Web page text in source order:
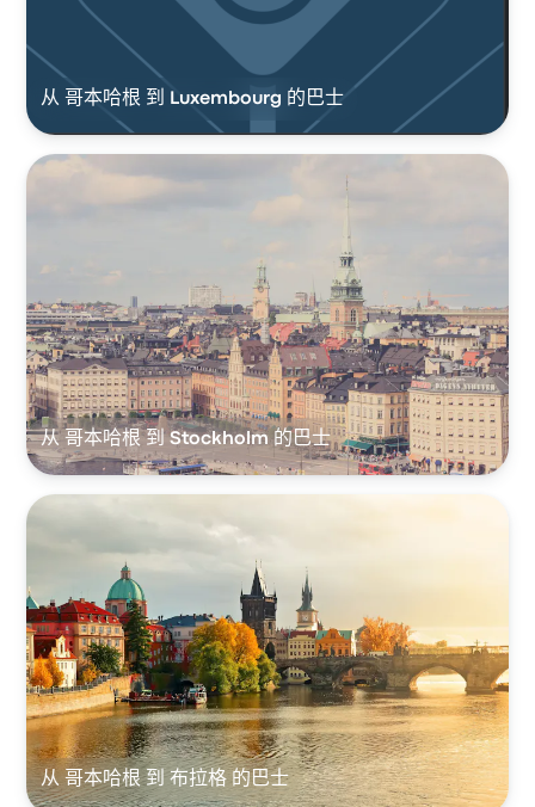
从 哥本哈根 到 Luxembourg 的巴士
从 哥本哈根 到 Stockholm 的巴士
从 哥本哈根 到 布拉格 的巴士